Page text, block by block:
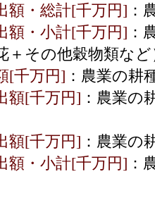
額・総計[千万円] ：
額・小計[千万円] ：
＋その他穀物類など
[千万円] ：農業の耕
額[千万円] ：農業の
額[千万円] ：農業の
額・小計[千万円] ：